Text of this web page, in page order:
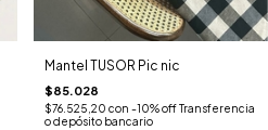
Mantel TUSOR Pic nic
$85.028
$76.525,20 con -10% off Transferencia
o depósito bancario